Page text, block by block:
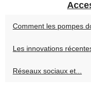
Comment les pompes
Les innovations
Réseaux sociaux et...